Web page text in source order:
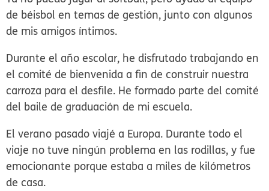
de béisbol en temas de gestión, junto con algunos
de mis amigos íntimos.
Durante el año escolar, he disfrutado trabajando en
el comité de bienvenida a fin de construir nuestra
carroza para el desfile. He formado parte del comité
del baile de graduación de mi escuela.
El verano pasado viajé a Europa. Durante todo el
viaje no tuve ningún problema en las rodillas, y fue
emocionante porque estaba a miles de kilómetros
de casa.